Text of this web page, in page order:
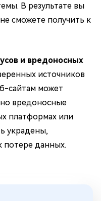
В результате вы
сможете получить к
и вредоносных
источников
сайтам может
вредоносные
платформах или
украдены,
потере данных.